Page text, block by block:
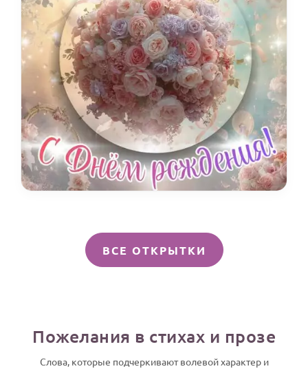
ВСЕ ОТКРЫТКИ
Пожелания в стихах и прозе
Слова, которые подчеркивают волевой характер и